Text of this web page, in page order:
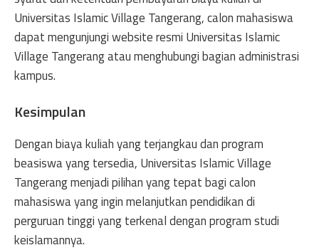
Universitas Islamic Village Tangerang, calon mahasiswa
dapat mengunjungi website resmi Universitas Islamic
Village Tangerang atau menghubungi bagian administrasi
kampus.
Kesimpulan
Dengan biaya kuliah yang terjangkau dan program
beasiswa yang tersedia, Universitas Islamic Village
Tangerang menjadi pilihan yang tepat bagi calon
mahasiswa yang ingin melanjutkan pendidikan di
perguruan tinggi yang terkenal dengan program studi
keislamannya.